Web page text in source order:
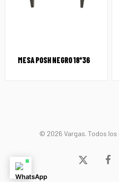
MESA POSH NEGRO 18*36
© 2026 Vargas. Todos
x-